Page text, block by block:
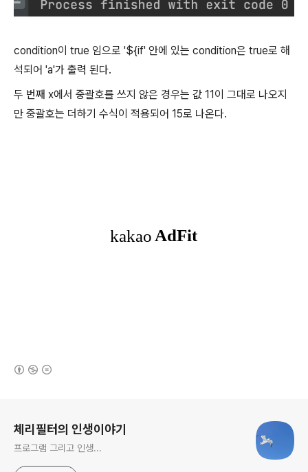
condition이 true 임으로 '${if' 안에 있는 condition은 true로 해
석되어 'a'가 출력 된다.
두 번째 x에서 중괄호를 쓰지 않은 경우는 값 11이 그대로 나오지
만 중괄호는 더하기 수식이 적용되어 15로 나온다.
체리필터의 인생이야기
프로그램 그리고 인생...